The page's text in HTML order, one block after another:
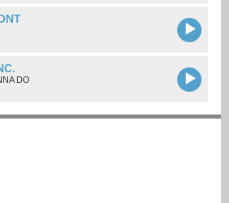
DO